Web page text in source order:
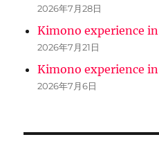
2026年7月28日
Kimono experience
2026年7月21日
Kimono experience
2026年7月6日